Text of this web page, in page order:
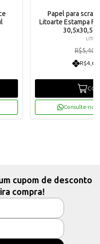
Papel para
Litoarte Estampa
30,5x30,5
R$5,40
R$4,62
Consulte-nos
cupom de desconto
compra!